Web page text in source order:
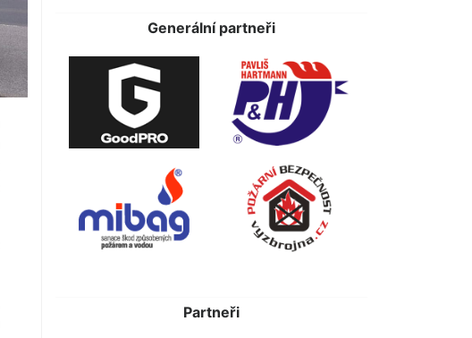
Generální partneři
Partneři